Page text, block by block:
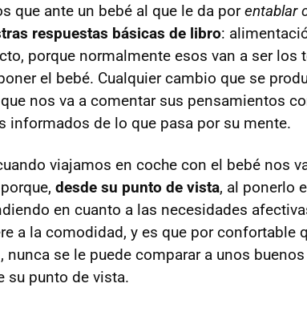
que ante un bebé al que le da porentablar
respuestas básicas de libro:
porque normalmente esos van a ser los
el bebé. Cualquier cambio que se
nos va a comentar sus pensamientos
informados de lo que pasa por su mente.
viajamos en coche con el bebé nos
desde su punto de vista, al ponerlo
en cuanto a las necesidades
a la comodidad, y es que por confortable
se le puede comparar a unos
su punto de vista.